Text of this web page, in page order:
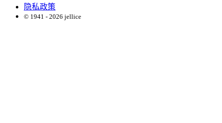
隐私政策
© 1941 - 2026 jellice